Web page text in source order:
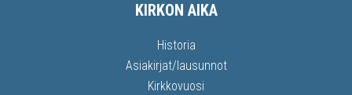
KIRKON AIKA
Historia
Asiakirjat/lausunnot
Kirkkovuosi